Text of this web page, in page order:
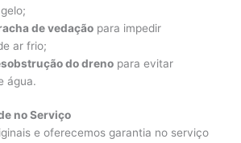
de vedação para impedir
ar frio;
do dreno para evitar
água.
no Serviço
e oferecemos garantia no serviço